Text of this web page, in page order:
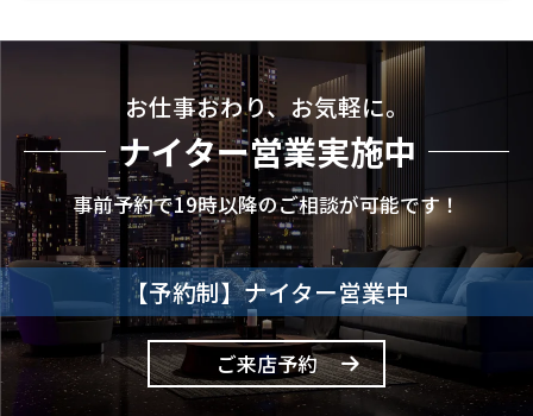
お仕事おわり、お気軽に。
ナイター営業実施中
事前予約で19時以降のご相談が可能です！
【予約制】ナイター営業中
ご来店予約